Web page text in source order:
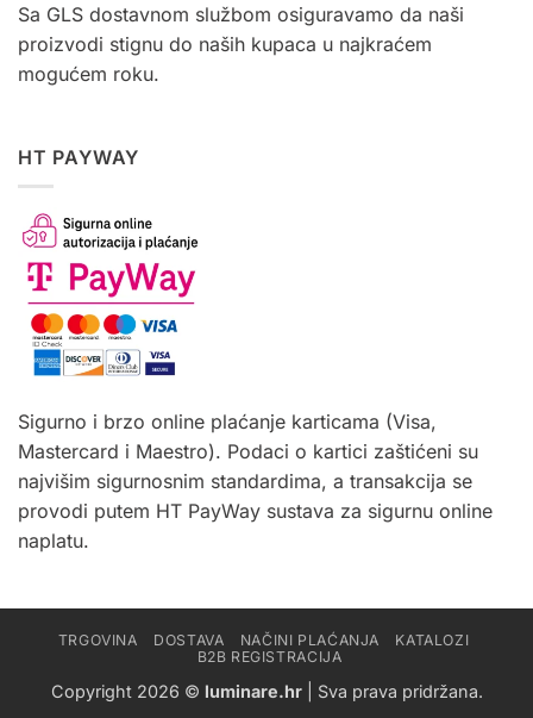
Sa GLS dostavnom službom osiguravamo da naši
proizvodi stignu do naših kupaca u najkraćem
mogućem roku.
HT PAYWAY
Sigurno i brzo online plaćanje karticama (Visa,
Mastercard i Maestro). Podaci o kartici zaštićeni su
najvišim sigurnosnim standardima, a transakcija se
provodi putem HT PayWay sustava za sigurnu online
naplatu.
TRGOVINA DOSTAVA NAČINI PLAĆANJA
KATALOZI
B2B REGISTRACIJA
Copyright 2026 © luminare.hr| Sva prava pridržana.